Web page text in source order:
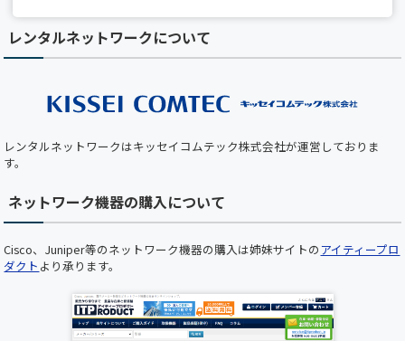
【夏季休業のお知らせ】 2025/8/14(木)～
8/15(金)は全社一斉休業期間につき、 出荷業務
で、 ご不便をおかけしますが、何卒ご了承くだ
【ホームページメンテナンスのお知らせ】 平素
ームページのメンテナンスを実施いたします。
メンテナンス中はホームページをご利用いただ
うお願い申し上げます。 ■ メンテナンス日時
2025年5月22日（木）19:00 ～ 20:00（予定） お
適にご利用いただくための作業となりますので、
何卒ご理解とご協力のほどお願い申し上げます。
レンタルネットワークについて
レンタルネットワークはキッセイコムテック株式会社が運営しておりま
す。
ネットワーク機器の購入について
Cisco、Juniper等のネットワーク機器の購入は姉妹サイトの アイティープロ
ダクト より承ります。